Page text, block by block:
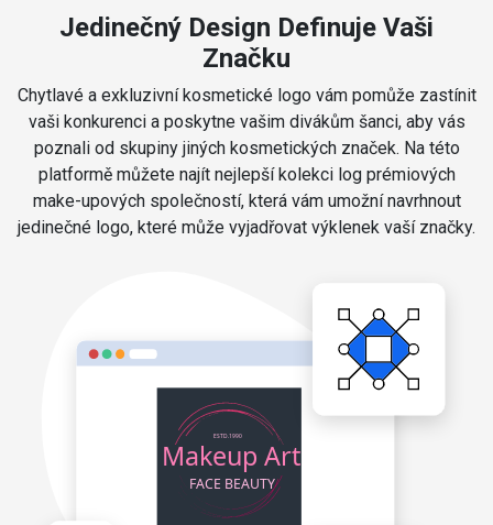
Jedinečný Design Definuje Vaši
Značku
Chytlavé a exkluzivní kosmetické logo vám pomůže zastínit
vaši konkurenci a poskytne vašim divákům šanci, aby vás
poznali od skupiny jiných kosmetických značek. Na této
platformě můžete najít nejlepší kolekci log prémiových
make-upových společností, která vám umožní navrhnout
jedinečné logo, které může vyjadřovat výklenek vaší značky.